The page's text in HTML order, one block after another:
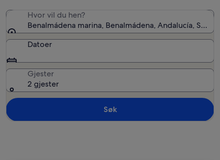
Hvor vil du hen?
Benalmádena marina, Benalmádena, Andalucía, Spania
Datoer
Gjester
2 gjester
Søk